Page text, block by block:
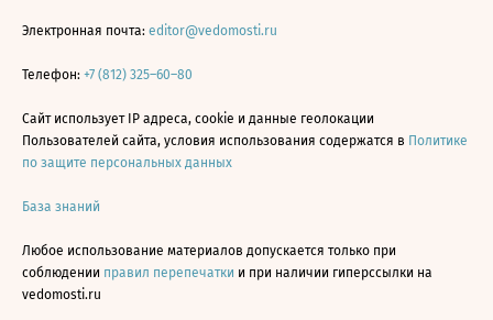
Электронная почта: editor@vedomosti.ru
Телефон: +7 (812) 325–60–80
Сайт использует IP адреса, cookie и данные геолокации
Пользователей сайта, условия использования содержатся в Политике
по защите персональных данных
База знаний
Любое использование материалов допускается только при
соблюдении правил перепечатки и при наличии гиперссылки на
vedomosti.ru